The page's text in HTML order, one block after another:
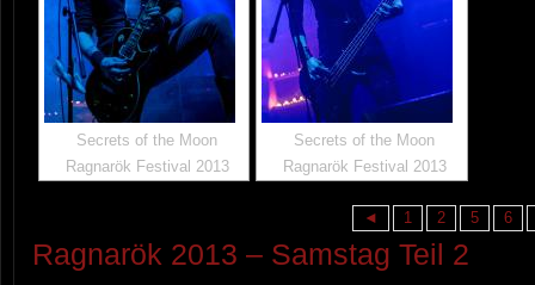
Secrets of the Moon
Ragnarök Festival 2013
Secrets of the Moon
Ragnarök Festival 2013
◄ 1 2 5 6
Ragnarök 2013 – Samstag Teil 2